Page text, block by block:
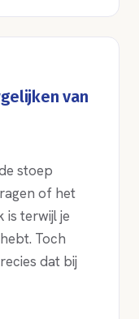
van
stoep
of het
terwijl je
Toch
dat bij